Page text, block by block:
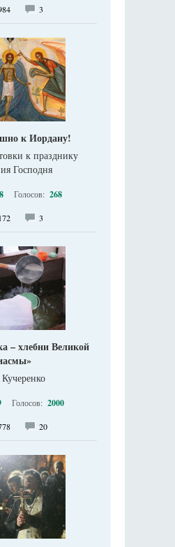
3
к Иордану!
к празднику
Господня
Голосов: 268
3
– хлебни Великой
Голосов: 2000
20